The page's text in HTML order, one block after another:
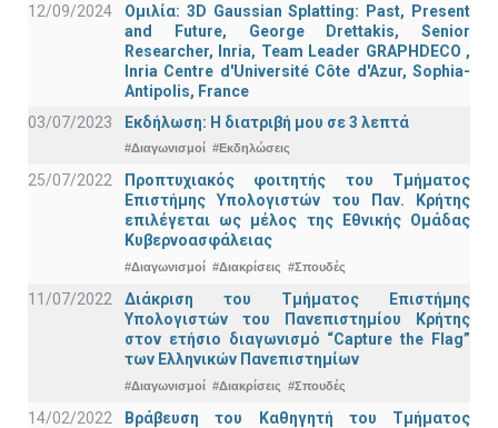
12/09/2024
Ομιλία: 3D Gaussian Splatting: Past, Present
and Future, George Drettakis, Senior
Researcher, Inria, Team Leader GRAPHDECO ,
Inria Centre d'Université Côte d'Azur, Sophia-
Antipolis, France
03/07/2023
Εκδήλωση: Η διατριβή μου σε 3 λεπτά
#Διαγωνισμοί #Εκδηλώσεις
25/07/2022
Προπτυχιακός φοιτητής του Τμήματος
Επιστήμης Υπολογιστών του Παν. Κρήτης
επιλέγεται ως μέλος της Εθνικής Ομάδας
Κυβερνοασφάλειας
#Διαγωνισμοί #Διακρίσεις #Σπουδές
11/07/2022
Διάκριση του Τμήματος Επιστήμης
Υπολογιστών του Πανεπιστημίου Κρήτης
στον ετήσιο διαγωνισμό “Capture the Flag”
των Ελληνικών Πανεπιστημίων
#Διαγωνισμοί #Διακρίσεις #Σπουδές
14/02/2022
Βράβευση του Καθηγητή του Τμήματος